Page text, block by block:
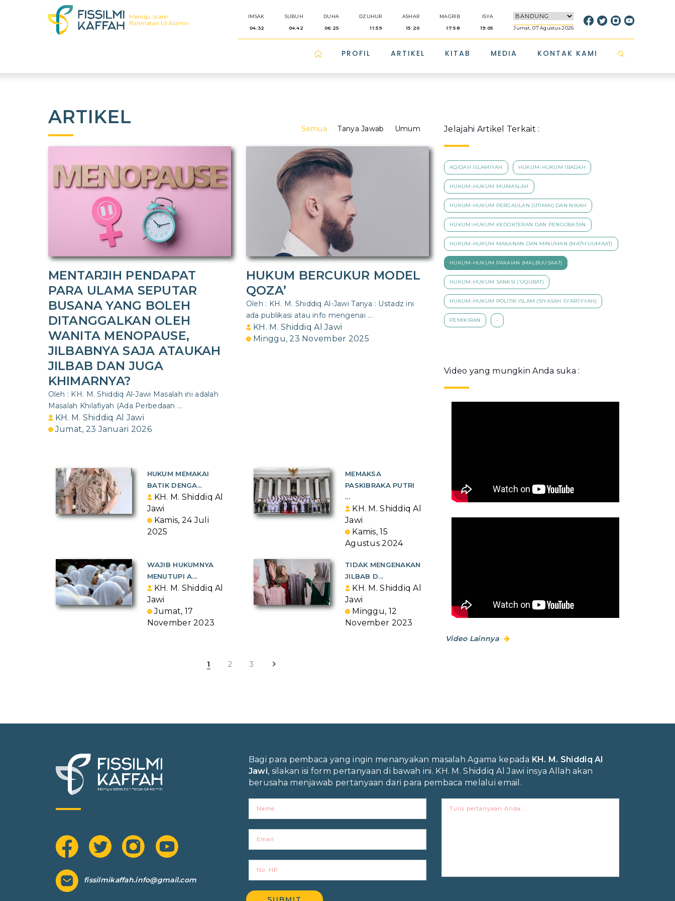
IMSAK
04:32
SUBUH
04:42
DUHA
06:25
DZUHUR
11:59
ASHAR
15:20
MAGRIB
17:58
ISYA
19:05 Jumat, 07 Agustus 2026
PROFIL ARTIKEL KITAB MEDIA KONTAK KAMI
ARTIKEL
Semua Tanya Jawab Umum
MENTARJIH PENDAPAT
PARA ULAMA SEPUTAR
BUSANA YANG BOLEH
DITANGGALKAN OLEH
WANITA MENOPAUSE,
JILBABNYA SAJA ATAUKAH
JILBAB DAN JUGA
KHIMARNYA?
Oleh : KH. M. Shiddiq Al-Jawi Masalah ini adalah
Masalah Khilafiyah (Ada Perbedaan ...
KH. M. Shiddiq Al Jawi
Jumat, 23 Januari 2026
HUKUM BERCUKUR MODEL
QOZA’
Oleh : KH. M. Shiddiq Al-Jawi Tanya : Ustadz ini
ada publikasi atau info mengenai ...
KH. M. Shiddiq Al Jawi
Minggu, 23 November 2025
HUKUM MEMAKAI
BATIK DENGA...
KH. M. Shiddiq Al
Jawi
Kamis, 24 Juli
2025
MEMAKSA
PASKIBRAKA PUTRI
...
KH. M. Shiddiq Al
Jawi
Kamis, 15
Agustus 2024
WAJIB HUKUMNYA
MENUTUPI A...
KH. M. Shiddiq Al
Jawi
Jumat, 17
November 2023
TIDAK MENGENAKAN
JILBAB D...
KH. M. Shiddiq Al
Jawi
Minggu, 12
November 2023
1 2 3
Jelajahi Artikel Terkait :
AQIDAH ISLAMIYAH HUKUM-HUKUM IBADAH
HUKUM-HUKUM MUAMALAH
HUKUM-HUKUM PERGAULAN (IJTIMAI) DAN NIKAH
HUKUM-HUKUM KEDOKTERAN DAN PENGOBATAN
HUKUM-HUKUM MAKANAN DAN MINUMAN (MATH’UUMAAT)
HUKUM-HUKUM PAKAIAN (MALBUUSAAT)
HUKUM-HUKUM SANKSI (‘UQUBAT)
HUKUM-HUKUM POLITIK ISLAM (SIYASAH SYAR’IYYAH)
PEMIKIRAN -
Video yang mungkin Anda suka :
Video Lainnya
fissilmikaffah.info@gmail.com
Bagi para pembaca yang ingin menanyakan masalah Agama kepada KH. M. Shiddiq Al
Jawi, silakan isi form pertanyaan di bawah ini. KH. M. Shiddiq Al Jawi insya Allah akan
berusaha menjawab pertanyaan dari para pembaca melalui email.